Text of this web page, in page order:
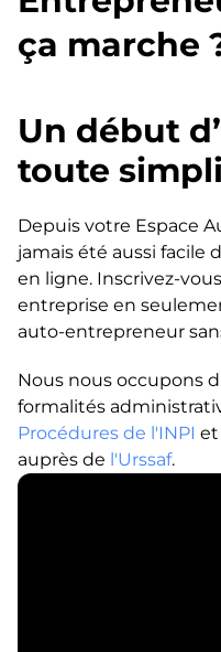
ça marche
Un début
toute
Depuis votre Espace
jamais été aussi facile
en ligne. Inscrivez-
entreprise en
auto-entrepreneur
Nous nous occupons
formalités
Procédures de l'INPI et
auprès de l'Urssaf.